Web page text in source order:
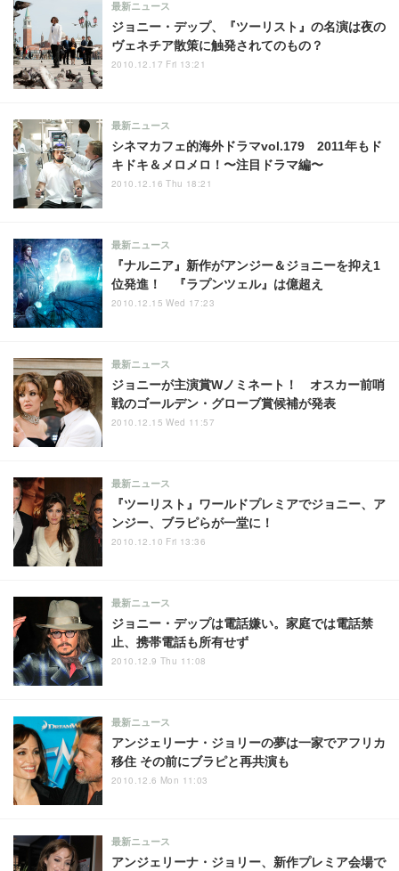
ジョニー・デップ、『ツーリスト』の名演は夜の
ヴェネチア散策に触発されてのもの？
最新ニュース
2010.12.17 Fri 13:21
シネマカフェ的海外ドラマvol.179 2011年もド
キドキ＆メロメロ！〜注目ドラマ編〜
最新ニュース
2010.12.16 Thu 18:21
『ナルニア』新作がアンジー＆ジョニーを抑え1
位発進！ 『ラプンツェル』は億超え
最新ニュース
2010.12.15 Wed 17:23
ジョニーが主演賞Wノミネート！ オスカー前哨
戦のゴールデン・グローブ賞候補が発表
最新ニュース
2010.12.15 Wed 11:57
『ツーリスト』ワールドプレミアでジョニー、ア
ンジー、ブラピらが一堂に！
最新ニュース
2010.12.10 Fri 13:36
ジョニー・デップは電話嫌い。家庭では電話禁
止、携帯電話も所有せず
最新ニュース
2010.12.9 Thu 11:08
アンジェリーナ・ジョリーの夢は一家でアフリカ
移住 その前にブラピと再共演も
最新ニュース
2010.12.6 Mon 11:03
アンジェリーナ・ジョリー、新作プレミア会場で
最新ニュース